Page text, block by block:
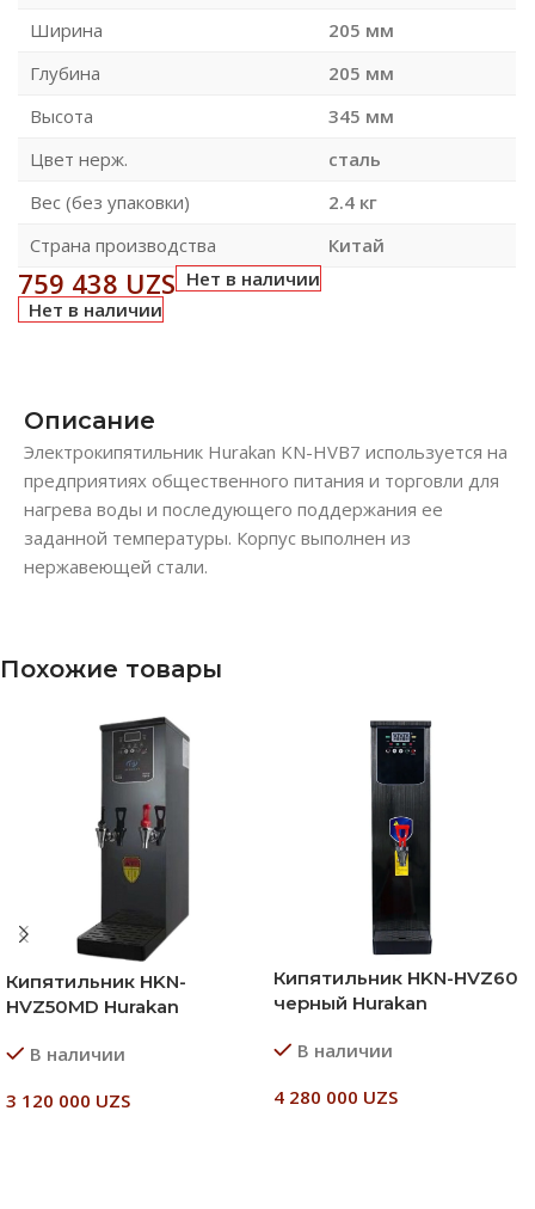
Ширина
205 мм
Глубина
205 мм
Высота
345 мм
Цвет нерж.
сталь
Вес (без упаковки)
2.4 кг
Страна производства
Китай
759 438 UZS Нет в наличии
Нет в наличии
Описание
Электрокипятильник Hurakan KN-HVB7 используется на
предприятиях общественного питания и торговли для
нагрева воды и последующего поддержания ее
заданной температуры. Корпус выполнен из
нержавеющей стали.
Похожие товары
Кипятильник HKN-
HVZ50MD Hurakan
В наличии
3 120 000 UZS
Кипятильник HKN-HVZ60
черный Hurakan
В наличии
4 280 000 UZS